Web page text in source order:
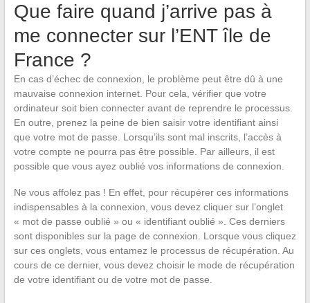
Que faire quand j’arrive pas à
me connecter sur l’ENT île de
France ?
En cas d’échec de connexion, le problème peut être dû à une
mauvaise connexion internet. Pour cela, vérifier que votre
ordinateur soit bien connecter avant de reprendre le processus.
En outre, prenez la peine de bien saisir votre identifiant ainsi
que votre mot de passe. Lorsqu’ils sont mal inscrits, l’accès à
votre compte ne pourra pas être possible. Par ailleurs, il est
possible que vous ayez oublié vos informations de connexion.
Ne vous affolez pas ! En effet, pour récupérer ces informations
indispensables à la connexion, vous devez cliquer sur l’onglet
« mot de passe oublié » ou « identifiant oublié ». Ces derniers
sont disponibles sur la page de connexion. Lorsque vous cliquez
sur ces onglets, vous entamez le processus de récupération. Au
cours de ce dernier, vous devez choisir le mode de récupération
de votre identifiant ou de votre mot de passe.